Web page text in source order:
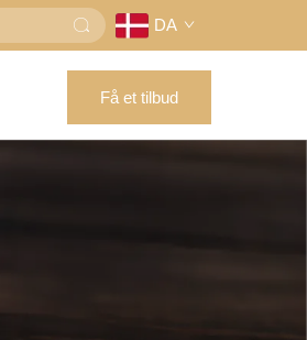
DA
Få et tilbud